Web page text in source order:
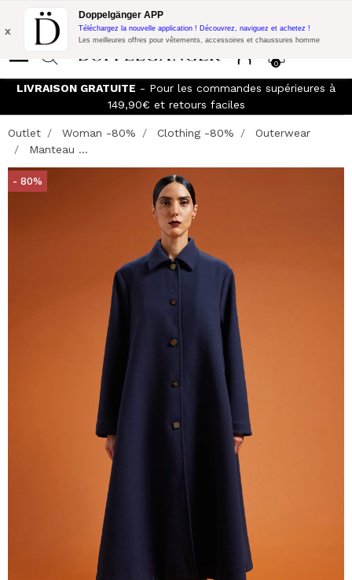
Promo Flash: 10% de réduction supplémentaire sur 300€ d'achat
avec le code:
0
x
Doppelgänger APP
Téléchargez la nouvelle application ! Découvrez, naviguez et achetez !
Les meilleures offres pour vêtements, accessoires et chaussures homme
LIVRAISON GRATUITE - Pour les commandes supérieures à
149,90€ et retours faciles
Outlet Woman -80% Clothing -80%
Outerwear
Manteau ...
- 80%